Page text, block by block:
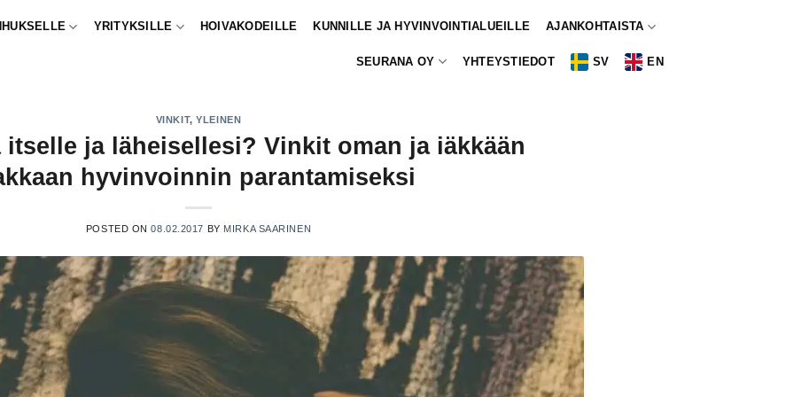
YRITYKSILLE HOIVAKODEILLE KUNNILLE JA HYVINVOINTIALUEILLE AJANKOHTAISTA
SEURANA OY YHTEYSTIEDOT SV EN
VINKIT,YLEINEN
itselle ja läheisellesi? Vinkit oman ja iäkkään
hyvinvoinnin parantamiseksi
POSTED ON08.02.2017 BY MIRKA SAARINEN